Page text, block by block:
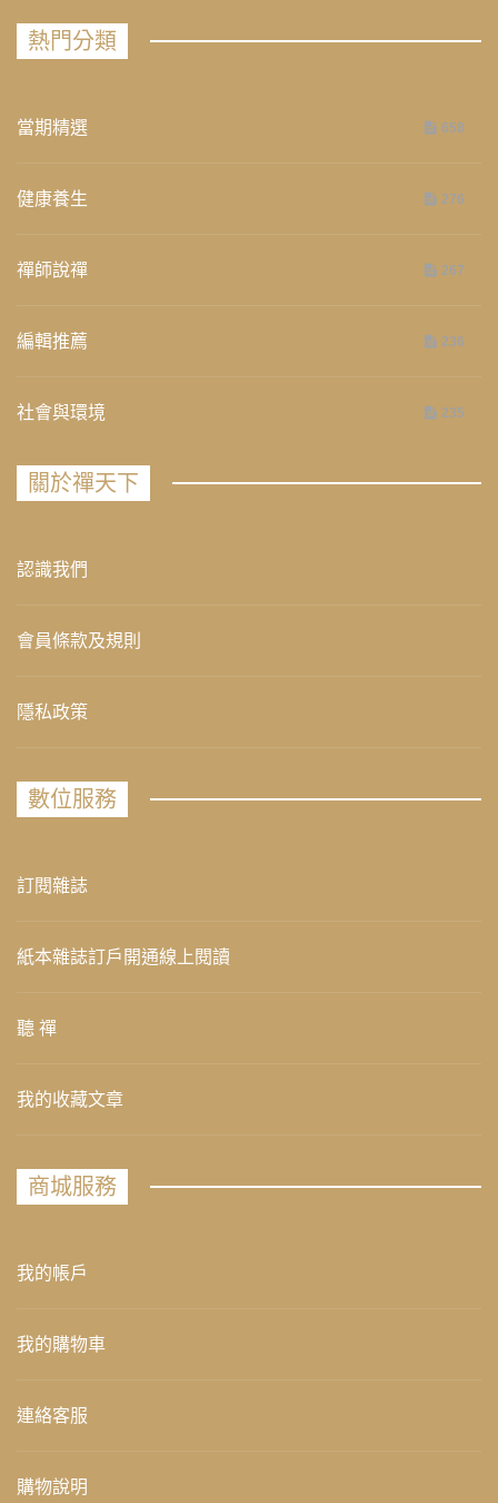
熱門分類
當期精選 658
健康養生 276
禪師說禪 267
編輯推薦 236
社會與環境 235
關於禪天下
認識我們
會員條款及規則
隱私政策
數位服務
訂閱雜誌
紙本雜誌訂戶開通線上閱讀
聽 禪
我的收藏文章
商城服務
我的帳戶
我的購物車
連絡客服
購物說明